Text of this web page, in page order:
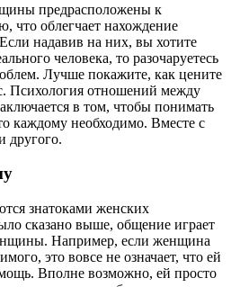
предрасположены к
облегчает нахождение
надавив на них, вы хотите
человека, то разочаруетесь
Лучше покажите, как цените
Психология отношений между
в том, чтобы понимать
каждому необходимо. Вместе с
другого.
знатоками женских
сказано выше, общение играет
Например, если женщина
это вовсе не означает, что ей
Вполне возможно, ей просто